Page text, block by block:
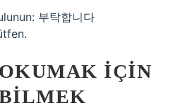
부탁합니다
IÇIN